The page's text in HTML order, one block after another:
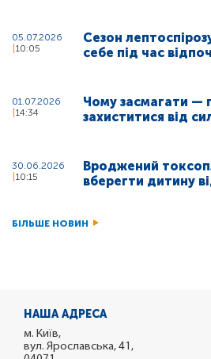
05.07.2026
10:05
Сезон
себе під час
01.07.2026
14:34
Чому засмагати —
захиститися від
30.06.2026
10:15
Вроджений
вберегти дитину
БІЛЬШЕ НОВИН
НАША АДРЕСА
м. Київ,
вул. Ярославська, 41,